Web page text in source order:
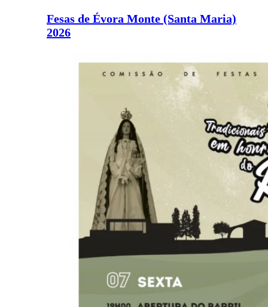
Fesas de Évora Monte (Santa Maria)
2026